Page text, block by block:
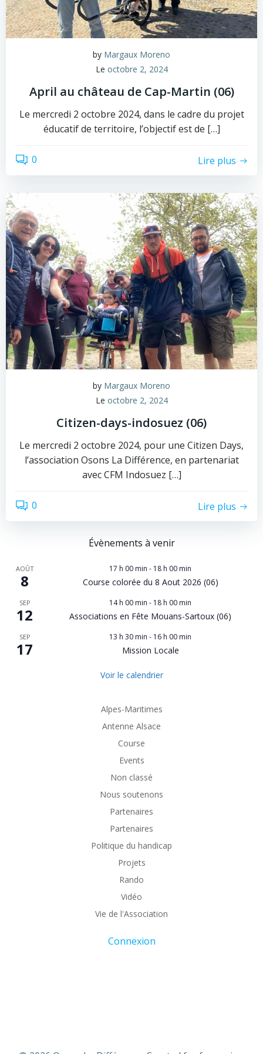
by Margaux Moreno
Le octobre 2, 2024
April au château de Cap-Martin (06)
Le mercredi 2 octobre 2024, dans le cadre du projet
éducatif de territoire, l’objectif est de […]
0 Lire plus
by Margaux Moreno
Le octobre 2, 2024
Citizen-days-indosuez (06)
Le mercredi 2 octobre 2024, pour une Citizen Days,
l’association Osons La Différence, en partenariat
avec CFM Indosuez […]
0 Lire plus
Évènements à venir
AOÛT
8
17 h 00 min - 18 h 00 min
Course colorée du 8 Aout 2026 (06)
SEP
12
14 h 00 min - 18 h 00 min
Associations en Fête Mouans-Sartoux (06)
SEP
17
13 h 30 min - 16 h 00 min
Mission Locale
Voir le calendrier
Alpes-Maritimes
Antenne Alsace
Course
Events
Non classé
Nous soutenons
Partenaires
Partenaires
Politique du handicap
Projets
Rando
Vidéo
Vie de l'Association
Connexion